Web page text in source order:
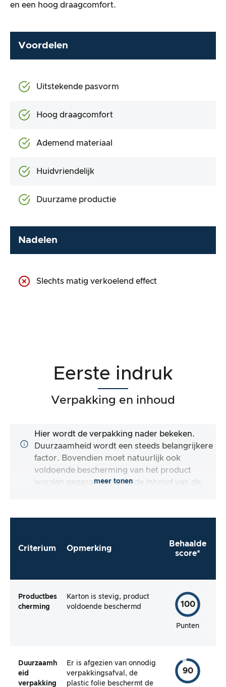
en een hoog draagcomfort.
Voordelen
Uitstekende pasvorm
Hoog draagcomfort
Ademend materiaal
Huidvriendelijk
Duurzame productie
Nadelen
Slechts matig verkoelend effect
Eerste indruk
Verpakking en inhoud
Hier wordt de verpakking nader bekeken.
Duurzaamheid wordt een steeds belangrijkere
factor. Bovendien moet natuurlijk ook
voldoende bescherming van het product
worden gegarandeerd. Is de inhoud van de
product direct te gebruiken?
meer tonen
Criterium Opmerking
Behaalde
score*
Productbes
cherming
Karton is stevig, product
voldoende beschermd
100
Punten
Duurzaamh
eid
verpakking
Er is afgezien van onnodig
verpakkingsafval, de
plastic folie beschermt de
90